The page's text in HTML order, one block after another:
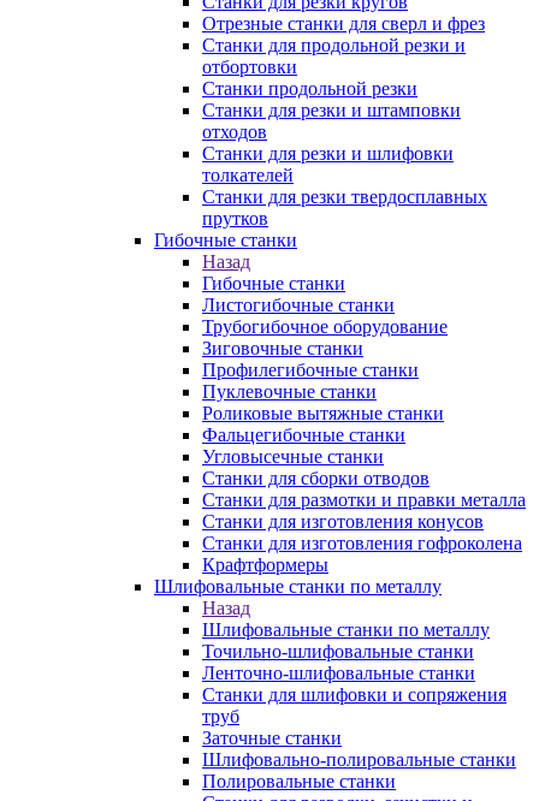
Отрезные станки для сверл и фрез
Станки для продольной резки и
отбортовки
Станки продольной резки
Станки для резки и штамповки
отходов
Станки для резки и шлифовки
толкателей
Станки для резки твердосплавных
прутков
Гибочные станки
Назад
Гибочные станки
Листогибочные станки
Трубогибочное оборудование
Зиговочные станки
Профилегибочные станки
Пуклевочные станки
Роликовые вытяжные станки
Фальцегибочные станки
Угловысечные станки
Станки для сборки отводов
Станки для размотки и правки металла
Станки для изготовления конусов
Станки для изготовления гофроколена
Крафтформеры
Шлифовальные станки по металлу
Назад
Шлифовальные станки по металлу
Точильно-шлифовальные станки
Ленточно-шлифовальные станки
Станки для шлифовки и сопряжения
труб
Заточные станки
Шлифовально-полировальные станки
Полировальные станки